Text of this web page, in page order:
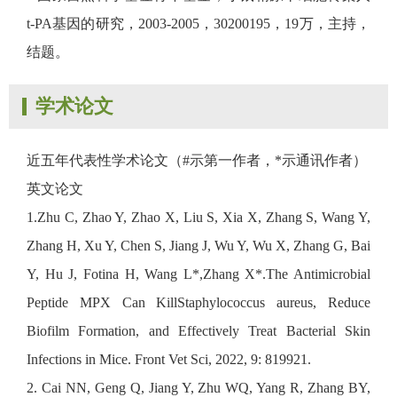
t-PA基因的研究，2003-2005，30200195，19万，主持，
结题。
学术论文
近五年代表性学术论文（#示第一作者，*示通讯作者）
英文论文
1.Zhu C, Zhao Y, Zhao X, Liu S, Xia X, Zhang S, Wang Y,
Zhang H, Xu Y, Chen S, Jiang J, Wu Y, Wu X, Zhang G, Bai
Y, Hu J, Fotina H, Wang L*,Zhang X*.The Antimicrobial
Peptide MPX Can KillStaphylococcus aureus, Reduce
Biofilm Formation, and Effectively Treat Bacterial Skin
Infections in Mice. Front Vet Sci, 2022, 9: 819921.
2. Cai NN, Geng Q, Jiang Y, Zhu WQ, Yang R, Zhang BY,